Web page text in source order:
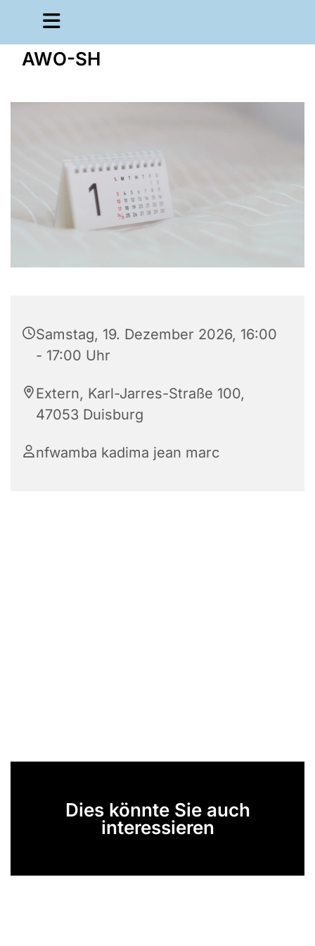
AWO-SH
Samstag, 19. Dezember 2026, 16:00
- 17:00 Uhr
Extern, Karl-Jarres-Straße 100,
47053 Duisburg
nfwamba kadima jean marc
Dies könnte Sie auch
interessieren